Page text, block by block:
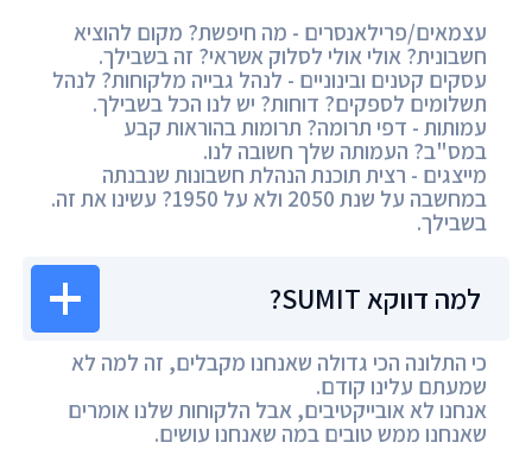
עצמאים/פרילאנסרים - מה חיפשת? מקום להוציא
חשבונית? אולי אולי לסלוק אשראי? זה בשבילך.
עסקים קטנים ובינוניים - לנהל גבייה מלקוחות? לנהל
תשלומים לספקים? דוחות? יש לנו הכל בשבילך.
עמותות - דפי תרומה? תרומות בהוראות קבע
במס"ב? העמותה שלך חשובה לנו.
מייצגים - רצית תוכנת הנהלת חשבונות שנבנתה
במחשבה על שנת 2050 ולא על 1950? עשינו את זה.
בשבילך.
למה דווקא SUMIT?
כי התלונה הכי גדולה שאנחנו מקבלים, זה למה לא
שמעתם עלינו קודם.
אנחנו לא אובייקטיבים, אבל הלקוחות שלנו אומרים
שאנחנו ממש טובים במה שאנחנו עושים.